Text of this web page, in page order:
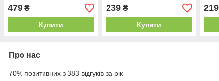
479 ₴
Купити
239₴
Купити
219
Про нас
70% позитивних з 383 відгуків за рік